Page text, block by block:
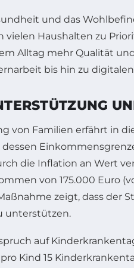
und das
vielen Haushalten zu
Alltag mehr Qualität
bis hin zu
von Familien erfährt in
die Inflation an Wert
von 175.000 Euro
zeigt, dass
unterstützen.
auf
Kind 15